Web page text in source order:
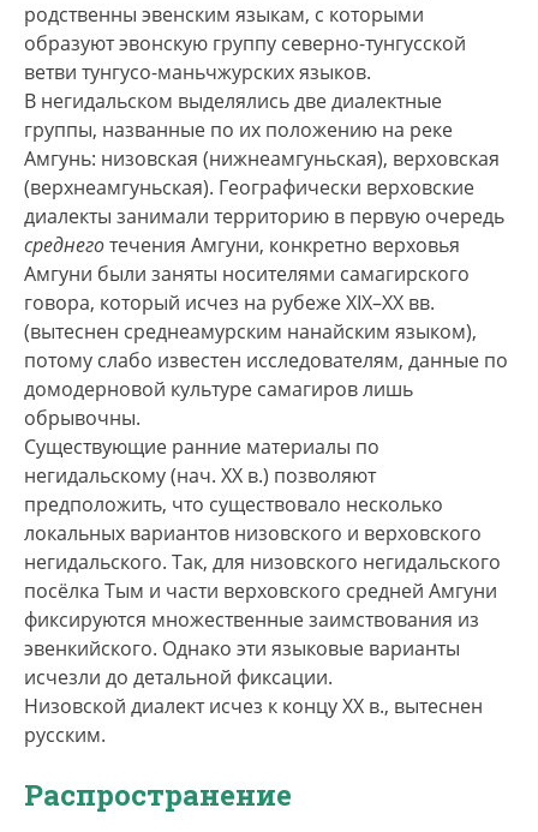
Негидальцы традиционно занимались
рыболовством и охотой. Низовые негидальцы
жили оседло, жилищем верховских негидальцев
был переносной конический чум.
Транспортным животным у низовских
негидальцев была собака, у верховских,
возможно, было распространено оленеводство
(исчезает уже в нач. ХХ в.). Традиционная
религия — шаманизм, анимистические
верования, в настоящее время исповедуется
агностицизм с элементами традиционных
практи и христианского культа.
родственны эвенским языкам, с которыми
образуют эвонскую группу северно-тунгусской
ветви тунгусо-маньчжурских языков.
В негидальском выделялись две диалектные
группы, названные по их положению на реке
Амгунь: низовская (нижнеамгуньская), верховская
(верхнеамгуньская). Географически верховские
диалекты занимали территорию в первую очередь
среднеготечения Амгуни, конкретно верховья
Амгуни были заняты носителями самагирского
говора, который исчез на рубеже XIX–XX вв.
(вытеснен среднеамурским нанайским языком),
потому слабо известен исследователям, данные по
домодерновой культуре самагиров лишь
обрывочны.
Существующие ранние материалы по
негидальскому (нач. ХХ в.) позволяют
предположить, что существовало несколько
локальных вариантов низовского и верховского
негидальского. Так, для низовского негидальского
посёлка Тым и части верховского средней Амгуни
фиксируются множественные заимствования из
эвенкийского. Однако эти языковые варианты
исчезли до детальной фиксации.
Низовской диалект исчез к концу ХХ в., вытеснен
русским.
Распространение